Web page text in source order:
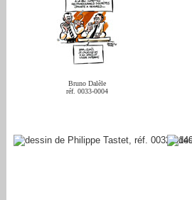
Bruno Dalèle
réf. 0033-0004